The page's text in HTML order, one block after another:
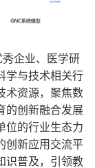
企业、医学研
学与技术相关行
术资源，聚焦数
的创新融合发展
位的行业生态力
创新应用交流平
识普及，引领教